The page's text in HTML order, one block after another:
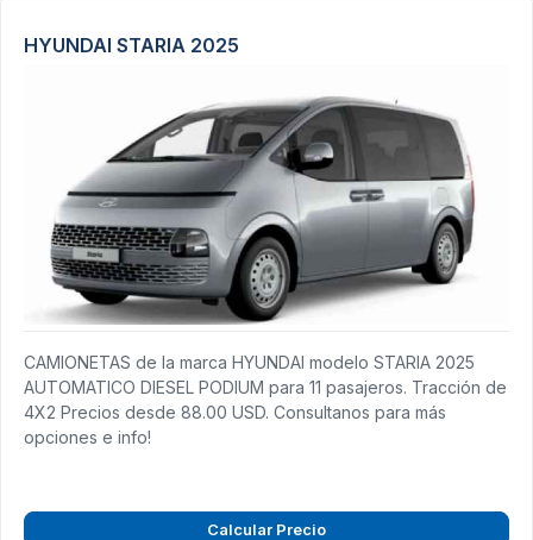
HYUNDAI STARIA 2025
CAMIONETAS de la marca HYUNDAI modelo STARIA 2025
AUTOMATICO DIESEL PODIUM para 11 pasajeros. Tracción de
4X2 Precios desde 88.00 USD. Consultanos para más
opciones e info!
Calcular Precio